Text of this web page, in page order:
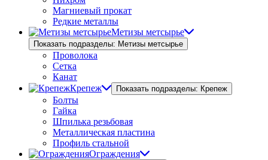
Магниевый прокат
Редкие металлы
Метизы метсырье
Показать подразделы: Метизы метсырье
Проволока
Сетка
Канат
Крепеж
Показать подразделы: Крепеж
Болты
Гайка
Шпилька резьбовая
Металлическая пластина
Профиль стальной
Ограждения